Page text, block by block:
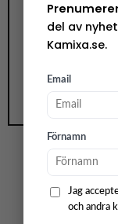
del av
Kamixa.se.
Email
Förnamn
Jag
och andra
webbplats i
skriver en
Leonardo
passion